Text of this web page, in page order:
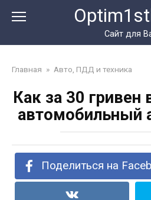
Сайт для
Главная » Авто, ПДД и техника
Как за 30 гривен
автомобильный
Поделиться на